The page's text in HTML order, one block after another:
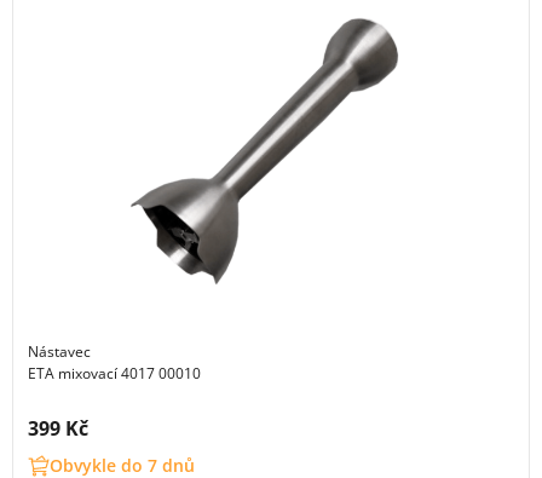
Nástavec
ETA mixovací 4017 00010
Cena s DPH:
399 Kč
Obvykle do 7 dnů